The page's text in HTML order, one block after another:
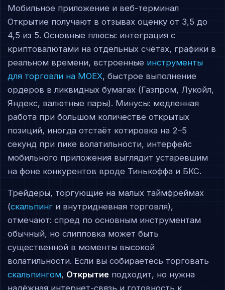
Мобильное приложение и веб-терминал
Открытие получают в отзывах оценку от 3,5 до
4,5 из 5. Основные плюсы: интеграция с
криптовалютами на отдельных счётах, графики в
реальном времени, встроенные инструменты
для торговли на MOEX, быстрое выполнение
ордеров в ликвидных бумагах (Газпром, Лукойл,
Яндекс, валютные пары). Минусы: медленная
работа при большом количестве открытых
позиций, иногда отстаёт котировка на 2–5
секунд при пике волатильности, интерфейс
мобильного приложения выглядит устаревшим
на фоне конкурентов вроде Тинькоффа и БКС.
Трейдеры, торгующие на малых таймфреймах
(скальпинг и внутридневная торговля),
отмечают: спред по основным инструментам
обычный, но слипповка может быть
существенной в моменты высокой
волатильности. Если вы собираетесь торговать
скальпингом, Открытие подходит, но нужна